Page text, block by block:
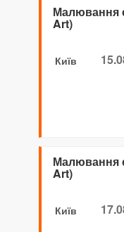
Малювання
Art)
Київ
Малювання
Art)
Київ